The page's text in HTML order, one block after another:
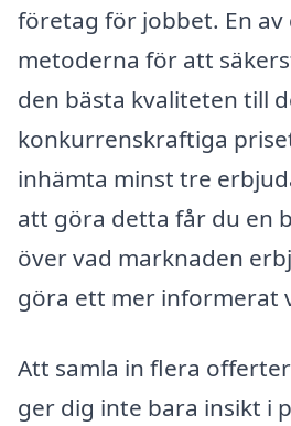
företag för jobbet. En av
metoderna för att
den bästa kvaliteten till
konkurrenskraftiga
inhämta minst tre
att göra detta får du en
över vad marknaden
göra ett mer informerat
Att samla in flera
ger dig inte bara insikt i